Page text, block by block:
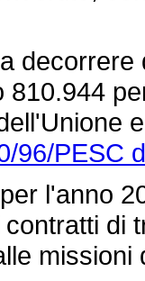
810.944
96/PESC
l'anno
di